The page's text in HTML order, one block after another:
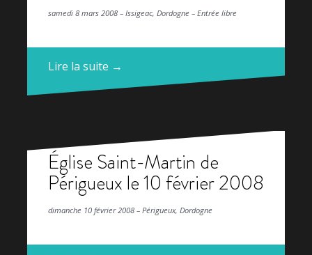
samedi 8 mars 2008 – Issigeac, Dordogne – Entrée libre
Lire la suite →
Église Saint-Martin de
Périgueux le 10 février 2008
dimanche 10 février 2008 – Périgueux, Dordogne